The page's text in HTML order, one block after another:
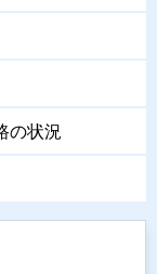
の状況